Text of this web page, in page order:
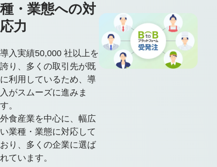
種・業態への対
応力
導入実績50,000 社以上を
誇り、多くの取引先が既
に利用しているため、導
入がスムーズに進みま
す。
外食産業を中心に、幅広
い業種・業態に対応して
おり、多くの企業に選ば
れています。